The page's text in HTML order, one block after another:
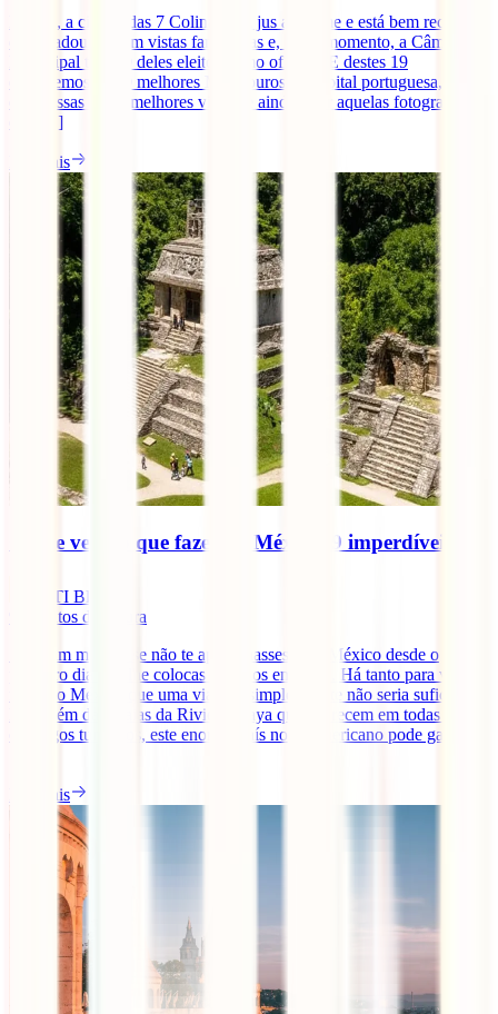
Lisboa, a cidade das 7 Colinas, faz jus ao nome e está bem recheada
de miradouros com vistas fantásticas e, neste momento, a Câmara
Municipal tem 19 deles eleitos como oficiais. E destes 19
escolhemos os 10 melhores Miradouros da capital portuguesa, para
que possas ter as melhores vistas, e ainda, tirar aquelas fotografias
que [...]
Ler mais
O que ver e o que fazer no México: 9 imperdíveis
IATI Blog
minutos de leitura
Seria um milagre se não te apaixonasses pelo México desde o
primeiro dia que lhe colocas os olhos em cima. Há tanto para ver e
fazer no México que uma viagem simplesmente não seria suficiente.
Para além das praias da Riviera Maya que aparecem em todas os
catálogos turísticos, este enorme país norte-americano pode gabar-se
Ler mais